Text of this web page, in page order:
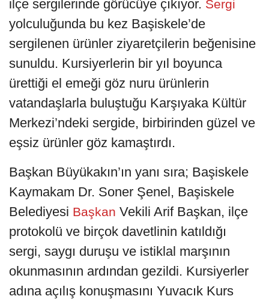
ilçe sergilerinde görücüye çıkıyor. Sergi
yolculuğunda bu kez Başiskele’de
sergilenen ürünler ziyaretçilerin beğenisine
sunuldu. Kursiyerlerin bir yıl boyunca
ürettiği el emeği göz nuru ürünlerin
vatandaşlarla buluştuğu Karşıyaka Kültür
Merkezi’ndeki sergide, birbirinden güzel ve
eşsiz ürünler göz kamaştırdı.
Başkan Büyükakın’ın yanı sıra; Başiskele
Kaymakam Dr. Soner Şenel, Başiskele
Belediyesi Başkan Vekili Arif Başkan, ilçe
protokolü ve birçok davetlinin katıldığı
sergi, saygı duruşu ve istiklal marşının
okunmasının ardından gezildi. Kursiyerler
adına açılış konuşmasını Yuvacık Kurs